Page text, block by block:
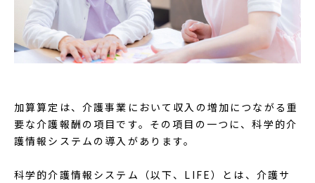
加算算定は、介護事業において収入の増加につながる重
要な介護報酬の項目です。その項目の一つに、科学的介
護情報システムの導入があります。
科学的介護情報システム（以下、LIFE）とは、介護サ